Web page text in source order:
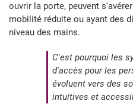
ouvrir la porte, peuvent
mobilité réduite ou ayant des
niveau des mains.
C'est pourquoi les
d'accès pour les
évoluent vers des
intuitives et